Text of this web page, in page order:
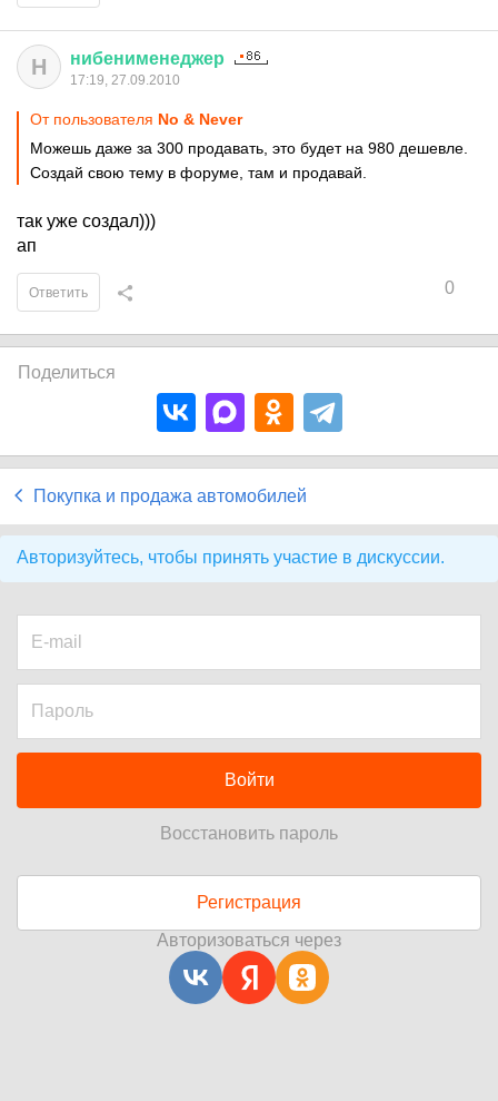
Н нибенименеджер
17:19, 27.09.2010
От пользователя No & Never
Можешь даже за 300 продавать, это будет на 980 дешевле.
Создай свою тему в форуме, там и продавай.
так уже создал)))
ап
0
Ответить
Поделиться
Покупка и продажа автомобилей
Авторизуйтесь, чтобы принять участие в дискуссии.
Войти
Восстановить пароль
Регистрация
Авторизоваться через